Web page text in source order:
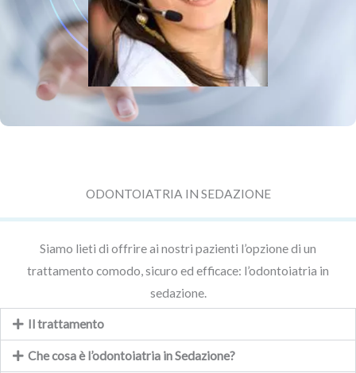
ODONTOIATRIA IN SEDAZIONE
Siamo lieti di offrire ai nostri pazienti l’opzione di un
trattamento comodo, sicuro ed efficace: l’odontoiatria in
sedazione.
Il trattamento
Che cosa è l’odontoiatria in Sedazione?